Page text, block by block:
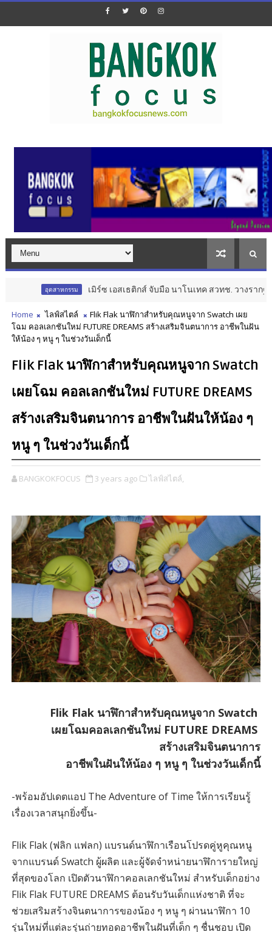
เมิร์ซ เอสเธติกส์ จับมือ นาโนเทค สวทช. วางรากฐาน
Home ไลฟ์สไตล์
Flik Flak นาฬิกาสำหรับคุณหนูจาก Swatch เผย
โฉม คอลเลกชันใหม่ FUTURE DREAMS สร้างเสริมจินตนาการ อาชีพในฝัน
ให้น้อง ๆ หนู ๆ ในช่วงวันเด็กนี้
Flik Flak นาฬิกาสำหรับคุณหนูจาก Swatch
เผยโฉม คอลเลกชันใหม่ FUTURE DREAMS
สร้างเสริมจินตนาการ อาชีพในฝันให้น้อง ๆ
หนู ๆ ในช่วงวันเด็กนี้
BANGKOKFOCUS 3 years ago ไลฟ์สไตล์,
Flik Flak นาฬิกาสำหรับคุณหนูจาก Swatch
เผยโฉมคอลเลกชันใหม่ FUTURE DREAMS
สร้างเสริมจินตนาการ
อาชีพในฝันให้น้อง ๆ หนู ๆ ในช่วงวันเด็กนี้
-พร้อมอัปเดตแอป The Adventure of Time ให้การเรียนรู้
เรื่องเวลาสนุกยิ่งขึ้น-
Flik Flak (ฟลิก แฟลก) แบรนด์นาฬิกาเรือนโปรดคู่หูคุณหนู
จากแบรนด์ Swatch ผู้ผลิต และผู้จัดจำหน่ายนาฬิการายใหญ่
ที่สุดของโลก เปิดตัวนาฬิกาคอลเลกชันใหม่ สำหรับเด็กอย่าง
Flik Flak FUTURE DREAMS ต้อนรับวันเด็กแห่งชาติ ที่จะ
ช่วยเสริมสร้างจินตนาการของน้อง ๆ หนู ๆ ผ่านนาฬิกา 10
รุ่นใหม่ที่แต่ละรุ่นถ่ายทอดอาชีพในฝันที่เด็ก ๆ ชื่นชอบ เปิด